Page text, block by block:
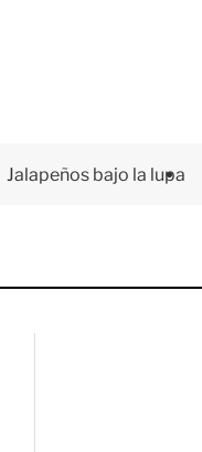
Jalapeños bajo la lupa